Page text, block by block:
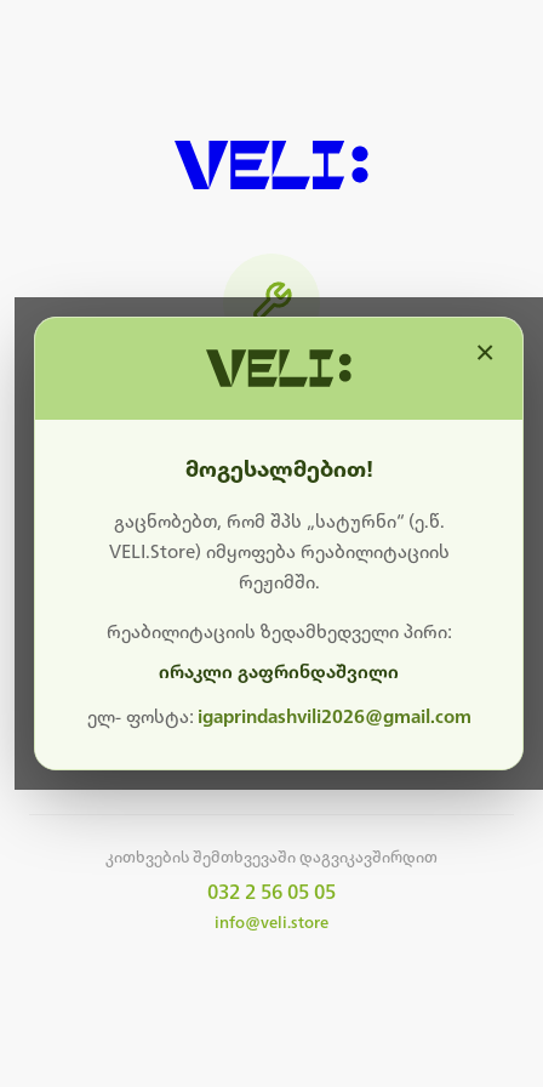
ბოდიშს გიხდით შეფერხებისთვის. ამჟამად
მიმდინარეობს საიტის განახლება და ტექნიკური
სამუშაოები.
მალე ისევ ხელმისაწვდომი იქნება. გმადლობთ
კითხვების შემთხვევაში დაგვიკავშირდით
032 2 56 05 05
info@veli.store
მოგესალმებით!
გაცნობებთ, რომ შპს „სატურნი“ (ე.წ.
VELI.Store) იმყოფება რეაბილიტაციის
რეჟიმში.
რეაბილიტაციის ზედამხედველი პირი:
ირაკლი გაფრინდაშვილი
ელ- ფოსტა: igaprindashvili2026@gmail.com
×